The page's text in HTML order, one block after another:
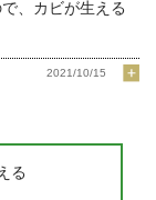
、カビが生える
2021/10/15
る